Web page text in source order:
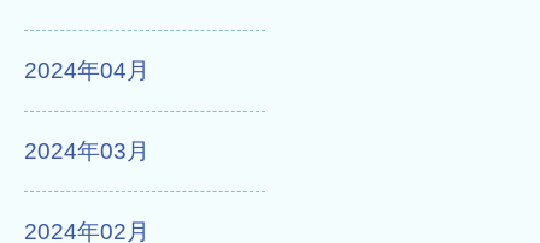
2024年04月
2024年03月
2024年02月